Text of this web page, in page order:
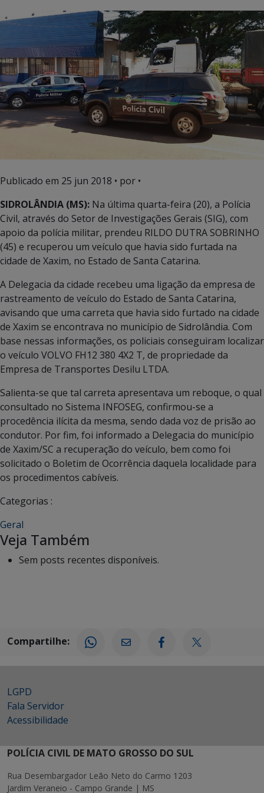
Publicado em 25 jun 2018 • por •
SIDROLÂNDIA (MS): Na última quarta-feira (20), a Polícia
Civil, através do Setor de Investigações Gerais (SIG), com
apoio da polícia militar, prendeu RILDO DUTRA SOBRINHO
(45) e recuperou um veículo que havia sido furtada na
cidade de Xaxim, no Estado de Santa Catarina.
A Delegacia da cidade recebeu uma ligação da empresa de
rastreamento de veículo do Estado de Santa Catarina,
avisando que uma carreta que havia sido furtado na cidade
de Xaxim se encontrava no município de Sidrolândia. Com
base nessas informações, os policiais conseguiram localizar
o veículo VOLVO FH12 380 4X2 T, de propriedade da
Empresa de Transportes Desilu LTDA.
Salienta-se que tal carreta apresentava um reboque, o qual
consultado no Sistema INFOSEG, confirmou-se a
procedência ilícita da mesma, sendo dada voz de prisão ao
condutor. Por fim, foi informado a Delegacia do município
de Xaxim/SC a recuperação do veículo, bem como foi
solicitado o Boletim de Ocorrência daquela localidade para
os procedimentos cabíveis.
Categorias :
Geral
Veja Também
Sem posts recentes disponíveis.
Compartilhe:
LGPD
Fala Servidor
Acessibilidade
POLÍCIA CIVIL DE MATO GROSSO DO SUL
Rua Desembargador Leão Neto do Carmo 1203
Jardim Veraneio - Campo Grande | MS